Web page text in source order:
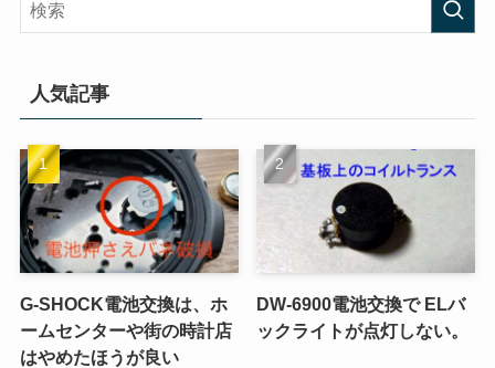
人気記事
G-SHOCK電池交換は、ホ
ームセンターや街の時計店
はやめたほうが良い
DW-6900電池交換で ELバ
ックライトが点灯しない。